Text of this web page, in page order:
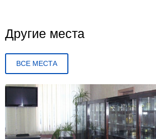
Другие места
ВСЕ МЕСТА